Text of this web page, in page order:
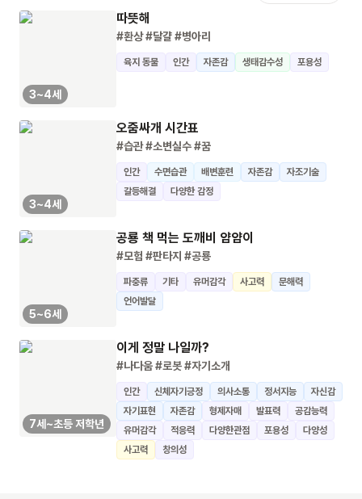
3~4세
따뜻해
#환상#달걀#병아리
육지 동물 인간 자존감 생태감수성 포용성
3~4세
오줌싸개 시간표
#습관#소변실수#꿈
인간 수면습관 배변훈련 자존감
자조기술
갈등해결
다양한 감정
5~6세
공룡 책 먹는 도깨비 얌얌이
#모험 #판타지 #공룡
파충류 기타 유머감각 사고력
문해력
언어발달
7세~초등 저학년
이게 정말 나일까?
#나다움#로봇#자기소개
인간 신체자기긍정 의사소통 정서지능
자신감
자기표현
자존감 형제자매 발표력
공감능력
유머감각
적응력 다양한관점 포용성
다양성
사고력
창의성